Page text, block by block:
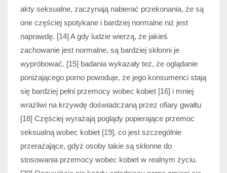
akty seksualne, zaczynają nabierać przekonania, że są
one częściej spotykane i bardziej normalne niż jest
naprawdę. [14] A gdy ludzie wierzą, że jakieś
zachowanie jest normalne, są bardziej skłonni je
wypróbować. [15] badania wykazały też, że oglądanie
poniżającego porno powoduje, że jego konsumenci stają
się bardziej pełni przemocy wobec kobiet [16] i mniej
wrażliwi na krzywdę doświadczaną przez ofiary gwałtu
[18] Częściej wyrażają poglądy popierające przemoc
seksualną wobec kobiet [19], co jest szczególnie
przerażające, gdyż osoby takie są skłonne do
stosowania przemocy wobec kobiet w realnym życiu.